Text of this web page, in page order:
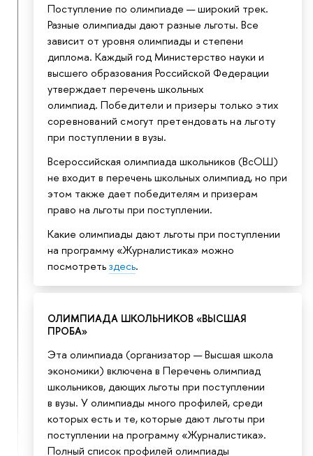
Поступление по олимпиаде — широкий трек.
Разные олимпиады дают разные льготы. Все
зависит от уровня олимпиады и степени
диплома. Каждый год Министерство науки и
высшего образования Российской Федерации
утверждает перечень школьных
олимпиад. Победители и призеры только этих
соревнований смогут претендовать на льготу
при поступлении в вузы.
Всероссийская олимпиада школьников (ВсОШ)
не входит в перечень школьных олимпиад, но при
этом также дает победителям и призерам
право на льготы при поступлении.
Какие олимпиады дают льготы при поступлении
на программу «Журналистика» можно
посмотретьздесь.
ОЛИМПИАДА ШКОЛЬНИКОВ «ВЫСШАЯ
ПРОБА»
Эта олимпиада (организатор — Высшая школа
экономики) включена в Перечень олимпиад
школьников, дающих льготы при поступлении
в вузы. У олимпиады много профилей, среди
которых есть и те, которые дают льготы при
поступлении на программу «Журналистика».
Полный список профилей олимпиады